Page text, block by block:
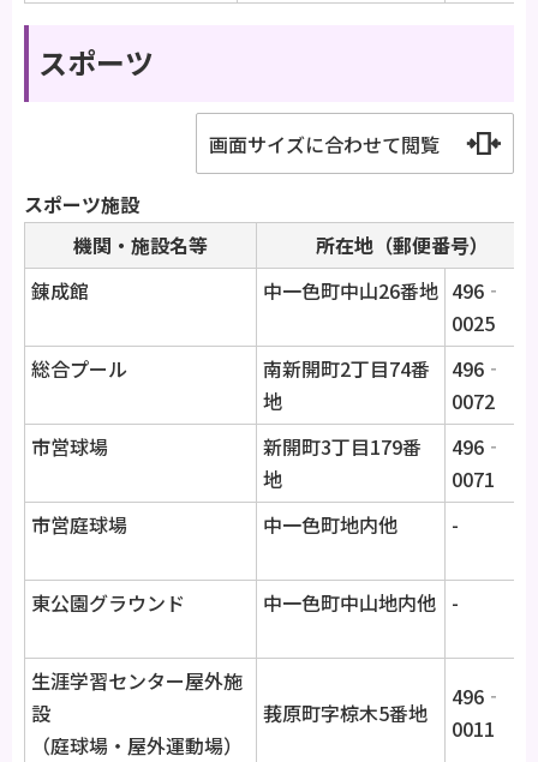
スポーツ
画面サイズに合わせて閲覧
スポーツ施設
機関・施設名等
所在地（郵便番号）
錬成館
中一色町中山26番地 496‐
0025
総合プール
南新開町2丁目74番
地
496‐
0072
市営球場
新開町3丁目179番
地
496‐
0071
市営庭球場
中一色町地内他 -
東公園グラウンド 中一色町中山地内他 -
生涯学習センター屋外施
設
（庭球場・屋外運動場）
莪原町字椋木5番地
496‐
0011